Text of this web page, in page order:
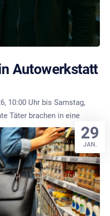
Autowerkstatt
10:00 Uhr bis Samstag,
Täter brachen in eine
29
JAN.